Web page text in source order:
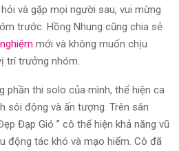
và gặp mọi người sau, vui mừng
trước. Hồng Nhung cũng chia sẻ
mới và không muốn chịu
trí trưởng nhóm.
phần thi solo của mình, thể hiện ca
sôi động và ấn tượng. Trên sân
Đạp Gió ” cô thể hiện khả năng vũ
động tác khó và mạo hiểm. Cô đã